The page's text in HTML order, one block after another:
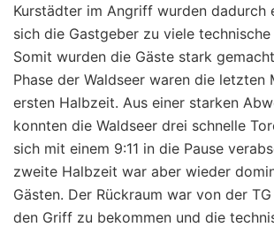
Kurstädter im Angriff wurden dadurch
sich die Gastgeber zu viele technische
Somit wurden die Gäste stark
Phase der Waldseer waren die letzten
ersten Halbzeit. Aus einer starken
konnten die Waldseer drei schnelle
sich mit einem 9:11 in die Pause
zweite Halbzeit war aber wieder
Gästen. Der Rückraum war von der
den Griff zu bekommen und die